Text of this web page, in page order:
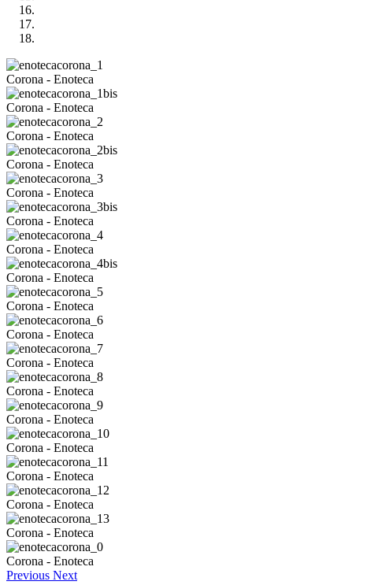
Corona - Enoteca
Corona - Enoteca
Corona - Enoteca
Corona - Enoteca
Corona - Enoteca
Corona - Enoteca
Corona - Enoteca
Corona - Enoteca
Corona - Enoteca
Corona - Enoteca
Corona - Enoteca
Corona - Enoteca
Corona - Enoteca
Corona - Enoteca
Corona - Enoteca
Corona - Enoteca
Corona - Enoteca
Corona - Enoteca
Previous Next